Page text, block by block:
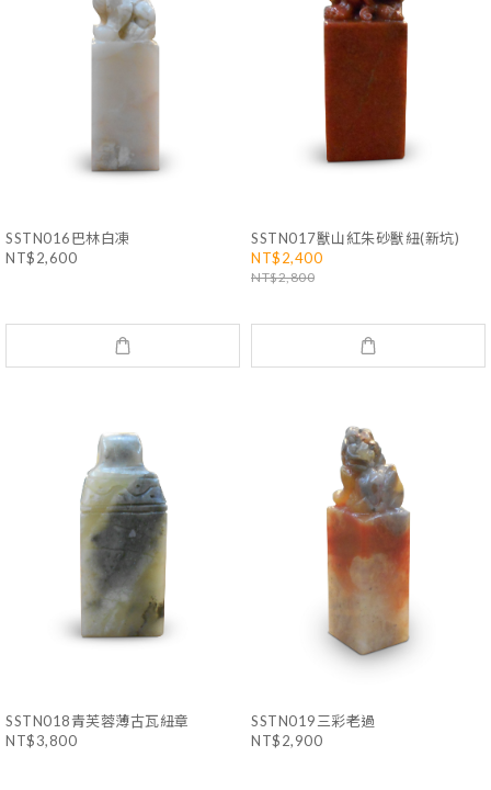
SSTN016巴林白凍
NT$2,600
SSTN017獸山紅朱砂獸紐(新坑)
NT$2,400
NT$2,800
SSTN018青芙蓉薄古瓦紐章
NT$3,800
SSTN019三彩老過
NT$2,900